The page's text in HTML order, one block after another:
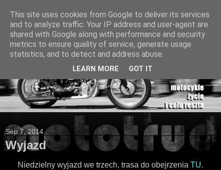
Sep 7, 2014
Wyjazd
Niedzielny wyjazd we trzech, trasa do obejrzenia TU.
This site uses cookies from Google to deliver its services
and to analyze traffic. Your IP address and user-agent are
shared with Google along with performance and security
metrics to ensure quality of service, generate usage
statistics, and to detect and address abuse.
LEARN MORE GOT IT